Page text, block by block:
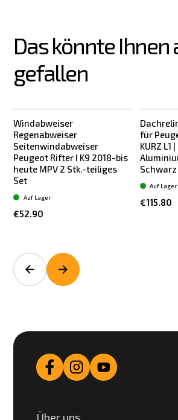
Das könnte Ihnen
gefallen
Windabweiser
Regenabweiser
Seitenwindabweiser
Peugeot Rifter I K9 2018-bis
heute MPV 2 Stk.-teiliges
Set
€52.90
Auf Lager
für
KURZ
€115.80
Auf Lager
Über uns